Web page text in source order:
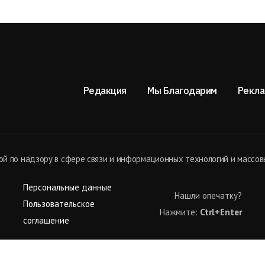
Редакция Мы Благодарим
по надзору в сфере связи и информационных технологий и
Персональные данные
Пользовательское
соглашение
Нашли опечатку?
Нажмите: Ctrl+Enter